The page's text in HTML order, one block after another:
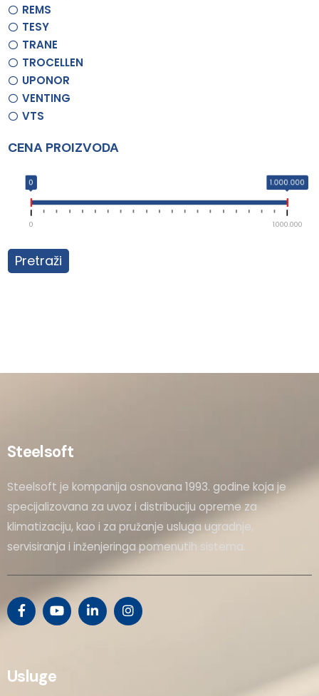
REMS
TESY
TRANE
TROCELLEN
UPONOR
VENTING
VTS
CENA PROIZVODA
0 1.000.000
0 1.000.000
Pretraži
Steelsoft
Steelsoft je kompanija osnovana 1993. godine koja je
specijalizovana za uvoz i distribuciju opreme za
klimatizaciju, kao i za pružanje usluga ugradnje,
servisiranja i inženjeringa pomenutih sistema.
Usluge